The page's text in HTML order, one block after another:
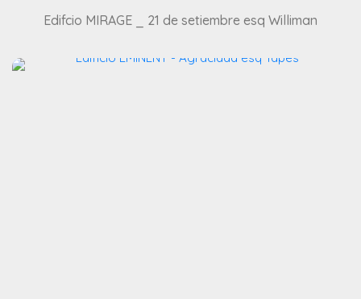
Edifcio MIRAGE _ 21 de setiembre esq Williman